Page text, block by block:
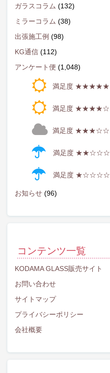
ガラスコラム (132)
ミラーコラム (38)
出張施工例 (98)
KG通信 (112)
アンケート便 (1,048)
満足度 ★★★★★
満足度 ★★★★☆
満足度 ★★★☆☆
満足度 ★★☆☆☆
満足度 ★☆☆☆☆
お知らせ (96)
コンテンツ一覧
KODAMA GLASS販売サイト
お問い合わせ
サイトマップ
プライバシーポリシー
会社概要